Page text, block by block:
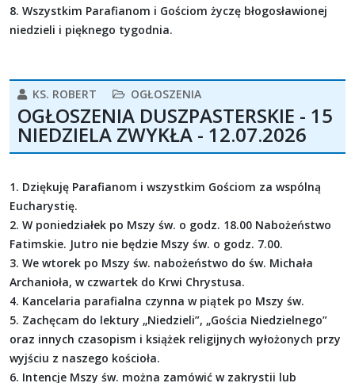
8. Wszystkim Parafianom i Gościom życzę błogosławionej
niedzieli i pięknego tygodnia.
KS. ROBERT OGŁOSZENIA
OGŁOSZENIA DUSZPASTERSKIE - 15
NIEDZIELA ZWYKŁA - 12.07.2026
1. Dziękuję Parafianom i wszystkim Gościom za wspólną
Eucharystię.
2. W poniedziałek po Mszy św. o godz. 18.00 Nabożeństwo
Fatimskie. Jutro nie będzie Mszy św. o godz. 7.00.
3. We wtorek po Mszy św. nabożeństwo do św. Michała
Archanioła, w czwartek do Krwi Chrystusa.
4. Kancelaria parafialna czynna w piątek po Mszy św.
5. Zachęcam do lektury „Niedzieli”, „Gościa Niedzielnego”
oraz innych czasopism i książek religijnych wyłożonych przy
wyjściu z naszego kościoła.
6. Intencje Mszy św. można zamówić w zakrystii lub